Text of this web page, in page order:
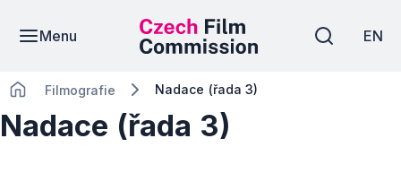
Menu EN
Filmografie Nadace (řada 3)
Nadace (řada 3)